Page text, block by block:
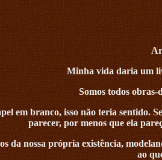
Minha vida daria um
Somos todos
em branco, isso não teria sentido.
parecer, por menos que ela
da nossa própria existência,
ao